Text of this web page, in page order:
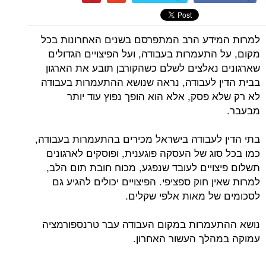
למרות המידע הרב המתפרסם בשנים האחרונות בכל
מקום, על התעמרות בעבודה, ועל הפיצויים הגדולים
שארגונים נאלצים לשלם כשהקורבן תובע את הארגון
בבית הדין לעבודה, נראה שנושא ההתעמרות בעבודה
לא רק שלא פסק, אלא הוא הופך נפוץ עוד יותר
מבעבר.
בתי הדין לעבודה בישראל מכירים בהתעמרות בעבודה,
כמו בכל סוג של העסקה פוגענית, ופוסקים לארגונים
תשלום פיצויים לעובד שנפגע, מכוח חובת תום הלב,
למרות שאין חוק ספציפי. הפיצויים יכולים להגיע גם
לסכומים של מאות אלפי שקלים.
נושא ההתעמרות במקום העבודה עבר טרנספורמציה
עמוקה במהלך העשור האחרון.